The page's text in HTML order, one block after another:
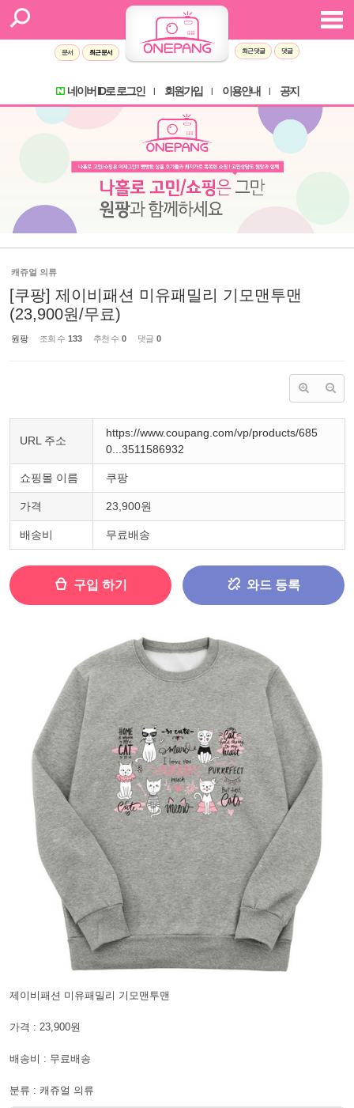
문서 최근 문서 최근 댓글 댓글
네이버 ID로 로그인 회원가입 이용안내 공지
캐쥬얼 의류
[쿠팡] 제이비패션 미유패밀리 기모맨투맨
(23,900원/무료)
원팡 조회 수 133 추천 수 0 댓글 0
URL 주소
https://www.coupang.com/vp/products/685
0...3511586932
쇼핑몰 이름 쿠팡
가격 23,900원
배송비 무료배송
구입 하기 와드 등록
제이비패션 미유패밀리 기모맨투맨
가격 : 23,900원
배송비 : 무료배송
분류 : 캐쥬얼 의류